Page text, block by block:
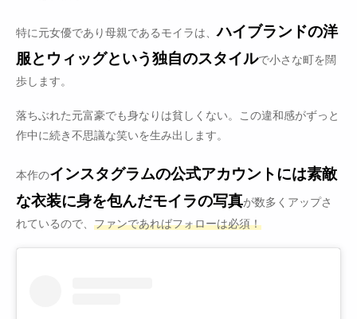
特に元女優であり母親であるモイラは、ハイブランドの洋
服とウィッグという独自のスタイルで小さな町を闊
歩します。
落ちぶれた元富豪でも身なりは貧しくない。この違和感がずっと
作中に続き不思議な笑いを生み出します。
本作のインスタグラムの公式アカウントには素敵
な衣装に身を包んだモイラの写真が数多くアップさ
れているので、 ファンであればフォローは必須！